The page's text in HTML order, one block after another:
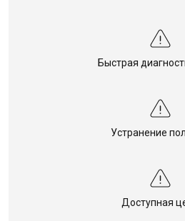
Быстрая
Устранение
Доступная